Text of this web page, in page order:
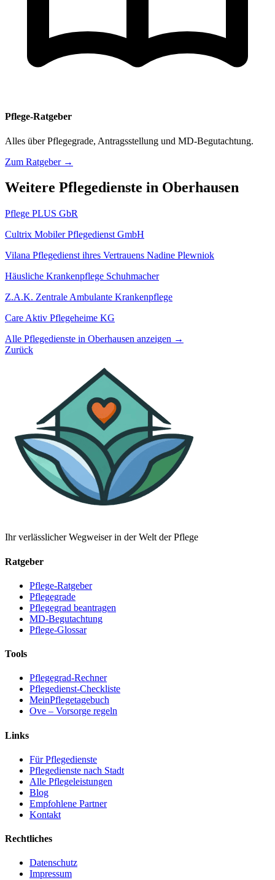
Pflege-Ratgeber
Alles über Pflegegrade, Antragsstellung und MD-Begutachtung.
Zum Ratgeber →
Weitere Pflegedienste in Oberhausen
Pflege PLUS GbR
Cultrix Mobiler Pflegedienst GmbH
Vilana Pflegedienst ihres Vertrauens Nadine Plewniok
Häusliche Krankenpflege Schuhmacher
Z.A.K. Zentrale Ambulante Krankenpflege
Care Aktiv Pflegeheime KG
Alle Pflegedienste in Oberhausen anzeigen →
Zurück
Ihr verlässlicher Wegweiser in der Welt der Pflege
Ratgeber
Pflege-Ratgeber
Pflegegrade
Pflegegrad beantragen
MD-Begutachtung
Pflege-Glossar
Tools
Pflegegrad-Rechner
Pflegedienst-Checkliste
MeinPflegetagebuch
Ove – Vorsorge regeln
Links
Für Pflegedienste
Pflegedienste nach Stadt
Alle Pflegeleistungen
Blog
Empfohlene Partner
Kontakt
Rechtliches
Datenschutz
Impressum